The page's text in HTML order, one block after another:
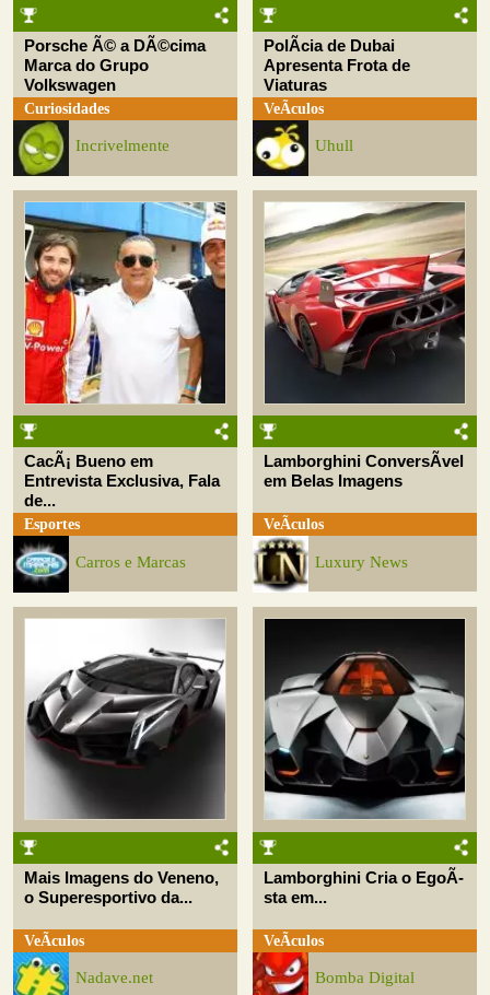
Porsche Ã© a DÃ©cima
Marca do Grupo
Volkswagen
Curiosidades
Incrivelmente
PolÃ­cia de Dubai
Apresenta Frota de
Viaturas
VeÃ­culos
Uhull
CacÃ¡ Bueno em
Entrevista Exclusiva, Fala
de...
Esportes
Carros e Marcas
Lamborghini ConversÃ­vel
em Belas Imagens
VeÃ­culos
Luxury News
Mais Imagens do Veneno,
o Superesportivo da...
VeÃ­culos
Nadave.net
Lamborghini Cria o EgoÃ­
sta em...
VeÃ­culos
Bomba Digital